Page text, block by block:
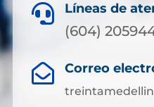
 Líneas de
(604)
 Correo